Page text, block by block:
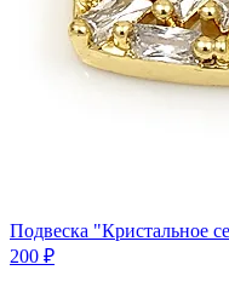
Подвеска "Кристальное
200 ₽